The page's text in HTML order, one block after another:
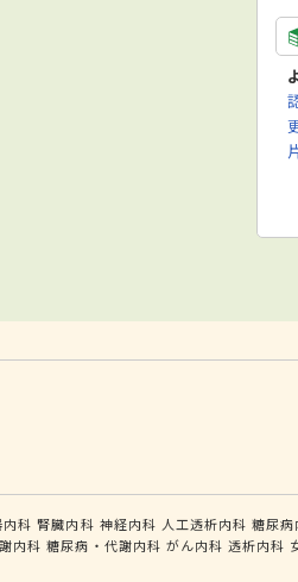
科 腎臓内科 神経内科 人工透析内科 糖尿病
内科 糖尿病・代謝内科 がん内科 透析内科